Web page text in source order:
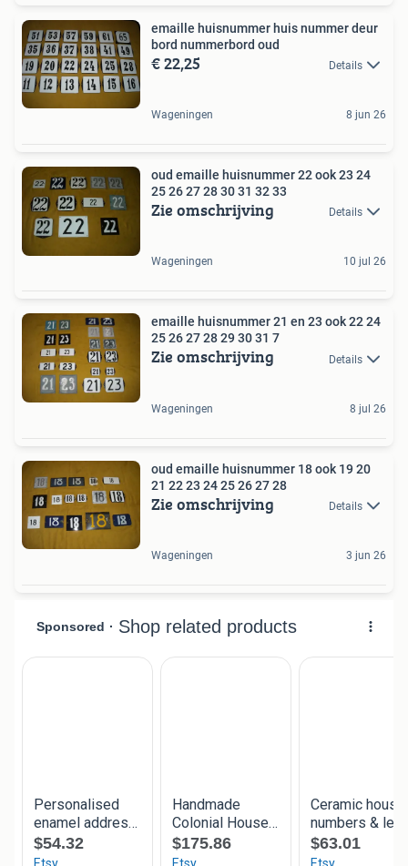
emaille huisnummer huis nummer deur
bord nummerbord oud
€ 22,25 Details
Wageningen 8 jun 26
oud emaille huisnummer 22 ook 23 24
25 26 27 28 30 31 32 33
Zie omschrijving Details
Wageningen 10 jul 26
emaille huisnummer 21 en 23 ook 22 24
25 26 27 28 29 30 31 7
Zie omschrijving Details
Wageningen 8 jul 26
oud emaille huisnummer 18 ook 19 20
21 22 23 24 25 26 27 28
Zie omschrijving Details
Wageningen 3 jun 26